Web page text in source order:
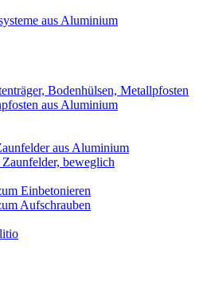
aus Aluminium
Bodenhülsen, Metallpfosten
aus Aluminium
aus Aluminium
beweglich
Einbetonieren
Aufschrauben